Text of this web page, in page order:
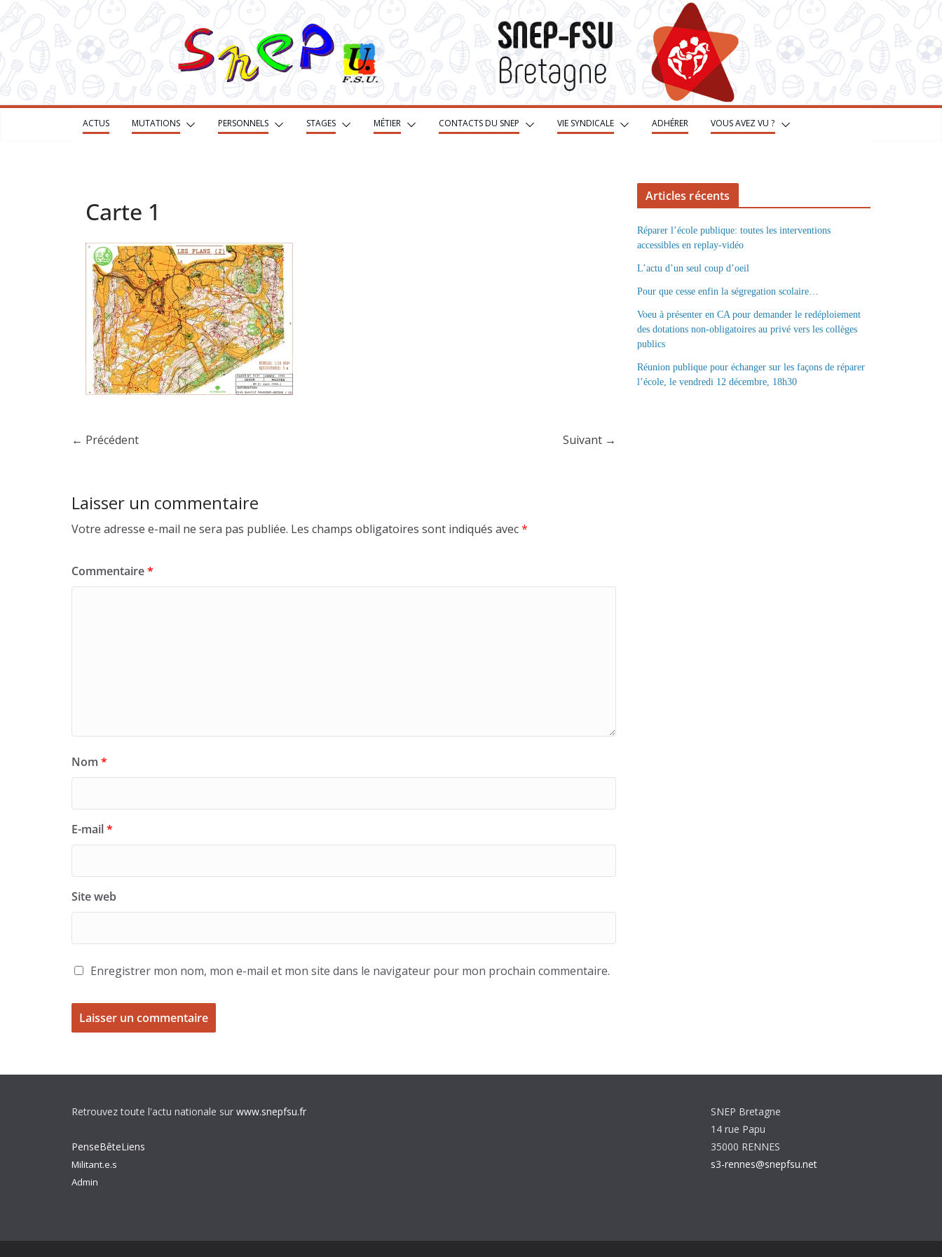
Passer
au
ACTUS MUTATIONS PERSONNELS STAGES MÉTIER CONTACTS DU SNEP VIE SYNDICALE ADHÉRER VOUS AVEZ VU ?
Carte 1
← Précédent Suivant →
Laisser un commentaire
Votre adresse e-mail ne sera pas publiée. Les champs obligatoires sont indiqués avec*
Commentaire*
Nom *
E-mail*
Site web
Enregistrer mon nom, mon e-mail et mon site dans le navigateur pour mon prochain commentaire.
Articles récents
Réparer l’école publique: toutes les interventions
accessibles en replay-vidéo
L’actu d’un seul coup d’oeil
Pour que cesse enfin la ségregation scolaire…
Voeu à présenter en CA pour demander le redéploiement
des dotations non-obligatoires au privé vers les collèges
publics
Réunion publique pour échanger sur les façons de réparer
l’école, le vendredi 12 décembre, 18h30
Retrouvez toute l'actu nationale sur www.snepfsu.fr
PenseBêteLiens
Militant.e.s
Admin
SNEP Bretagne
14 rue Papu
35000 RENNES
s3-rennes@snepfsu.net